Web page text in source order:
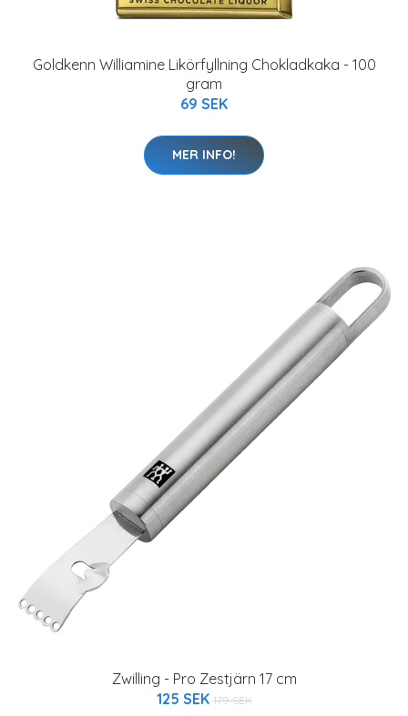
Goldkenn Williamine Likörfyllning Chokladkaka - 100
gram
69 SEK
MER INFO!
Zwilling - Pro Zestjärn 17 cm
125 SEK 179 SEK